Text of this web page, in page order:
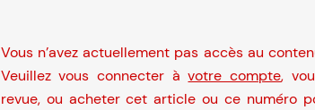
Vous n’avez actuellement pas accès au
Veuillez vous connecter àvotre compte,
revue, ou acheter cet article ou ce numéro